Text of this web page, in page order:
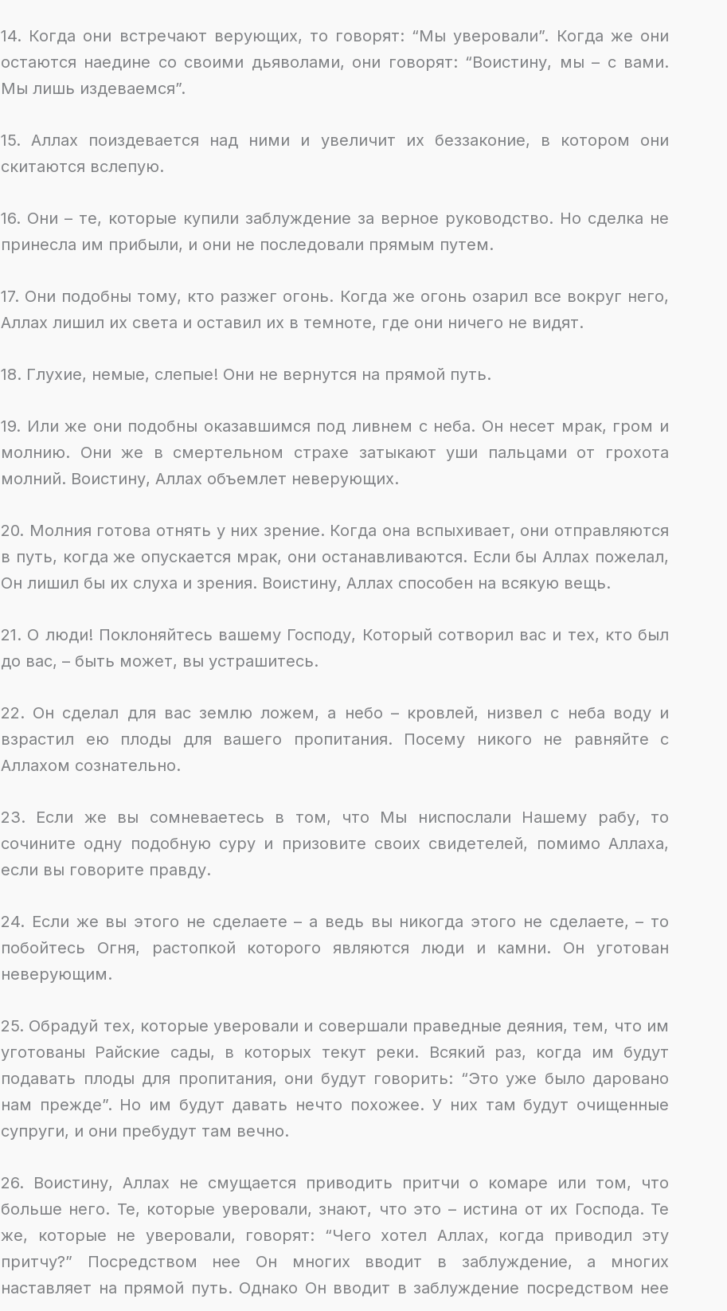
14. Когда они встречают верующих, то говорят: “Мы уверовали”. Когда же они
остаются наедине со своими дьяволами, они говорят: “Воистину, мы – с вами.
Мы лишь издеваемся”.
15. Аллах поиздевается над ними и увеличит их беззаконие, в котором они
скитаются вслепую.
16. Они – те, которые купили заблуждение за верное руководство. Но сделка не
принесла им прибыли, и они не последовали прямым путем.
17. Они подобны тому, кто разжег огонь. Когда же огонь озарил все вокруг него,
Аллах лишил их света и оставил их в темноте, где они ничего не видят.
18. Глухие, немые, слепые! Они не вернутся на прямой путь.
19. Или же они подобны оказавшимся под ливнем с неба. Он несет мрак, гром и
молнию. Они же в смертельном страхе затыкают уши пальцами от грохота
молний. Воистину, Аллах объемлет неверующих.
20. Молния готова отнять у них зрение. Когда она вспыхивает, они отправляются
в путь, когда же опускается мрак, они останавливаются. Если бы Аллах пожелал,
Он лишил бы их слуха и зрения. Воистину, Аллах способен на всякую вещь.
21. О люди! Поклоняйтесь вашему Господу, Который сотворил вас и тех, кто был
до вас, – быть может, вы устрашитесь.
22. Он сделал для вас землю ложем, а небо – кровлей, низвел с неба воду и
взрастил ею плоды для вашего пропитания. Посему никого не равняйте с
Аллахом сознательно.
23. Если же вы сомневаетесь в том, что Мы ниспослали Нашему рабу, то
сочините одну подобную суру и призовите своих свидетелей, помимо Аллаха,
если вы говорите правду.
24. Если же вы этого не сделаете – а ведь вы никогда этого не сделаете, – то
побойтесь Огня, растопкой которого являются люди и камни. Он уготован
неверующим.
25. Обрадуй тех, которые уверовали и совершали праведные деяния, тем, что им
уготованы Райские сады, в которых текут реки. Всякий раз, когда им будут
подавать плоды для пропитания, они будут говорить: “Это уже было даровано
нам прежде”. Но им будут давать нечто похожее. У них там будут очищенные
супруги, и они пребудут там вечно.
26. Воистину, Аллах не смущается приводить притчи о комаре или том, что
больше него. Те, которые уверовали, знают, что это – истина от их Господа. Те
же, которые не уверовали, говорят: “Чего хотел Аллах, когда приводил эту
притчу?” Посредством нее Он многих вводит в заблуждение, а многих
наставляет на прямой путь. Однако Он вводит в заблуждение посредством нее